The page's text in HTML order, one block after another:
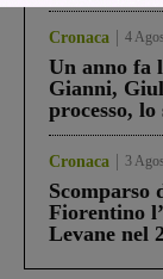
Cronaca 4
Un anno fa
Gianni,
processo,
Cronaca 3
Scomparso
Fiorentino
Levane nel